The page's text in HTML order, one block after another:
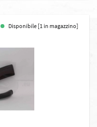
Disponibile [1 in magazzino]